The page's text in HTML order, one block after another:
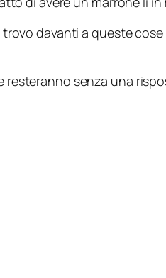
davanti a queste
resteranno senza una